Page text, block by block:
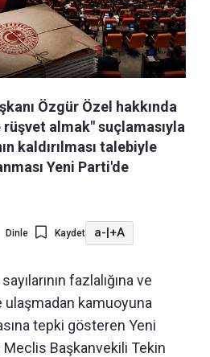
Özgür Özel hakkında
almak" suçlamasıyla
kaldırılması talebiyle
Yeni Parti'de
Dinle Kaydet a- +A
fazlalığına ve
ulaşmadan kamuoyuna
tepki gösteren Yeni
Meclis Başkanvekili Tekin